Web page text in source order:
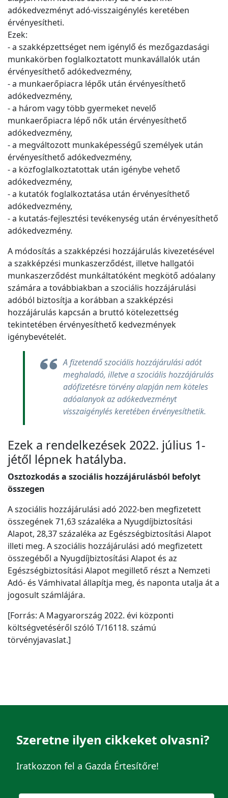
adókedvezményt adó-visszaigénylés keretében
érvényesítheti.
Ezek:
- a szakképzettséget nem igénylő és mezőgazdasági
munkakörben foglalkoztatott munkavállalók után
érvényesíthető adókedvezmény,
- a munkaerőpiacra lépők után érvényesíthető
adókedvezmény,
- a három vagy több gyermeket nevelő
munkaerőpiacra lépő nők után érvényesíthető
adókedvezmény,
- a megváltozott munkaképességű személyek után
érvényesíthető adókedvezmény,
- a közfoglalkoztatottak után igénybe vehető
adókedvezmény,
- a kutatók foglalkoztatása után érvényesíthető
adókedvezmény,
- a kutatás-fejlesztési tevékenység után érvényesíthető
adókedvezmény.
A módosítás a szakképzési hozzájárulás kivezetésével
a szakképzési munkaszerződést, illetve hallgatói
munkaszerződést munkáltatóként megkötő adóalany
számára a továbbiakban a szociális hozzájárulási
adóból biztosítja a korábban a szakképzési
hozzájárulás kapcsán a bruttó kötelezettség
tekintetében érvényesíthető kedvezmények
igénybevételét.
A fizetendő szociális hozzájárulási adót
meghaladó, illetve a szociális hozzájárulás
adófizetésre törvény alapján nem köteles
adóalanyok az adókedvezményt
visszaigénylés keretében érvényesíthetik.
Ezek a rendelkezések 2022. július 1-
jétől lépnek hatályba.
Osztozkodás a szociális hozzájárulásból befolyt
összegen
A szociális hozzájárulási adó 2022-ben megfizetett
összegének 71,63 százaléka a Nyugdíjbiztosítási
Alapot, 28,37 százaléka az Egészségbiztosítási Alapot
illeti meg. A szociális hozzájárulási adó megfizetett
összegéből a Nyugdíjbiztosítási Alapot és az
Egészségbiztosítási Alapot megillető részt a Nemzeti
Adó- és Vámhivatal állapítja meg, és naponta utalja át a
jogosult számlájára.
[Forrás: A Magyarország 2022. évi központi
költségvetéséről szóló T/16118. számú
törvényjavaslat.]
Szeretne ilyen cikkeket olvasni?
Iratkozzon fel a Gazda Értesítőre!